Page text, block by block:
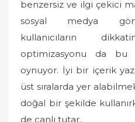
benzersiz ve ilgi çekici
sosyal medya
kullanıcıların
optimizasyonu da
oynuyor. İyi bir içerik
üst sıralarda yer
doğal bir şekilde
de canlı tutar.